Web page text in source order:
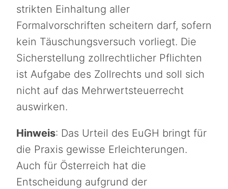
strikten Einhaltung aller
Formalvorschriften scheitern darf, sofern
kein Täuschungsversuch vorliegt. Die
Sicherstellung zollrechtlicher Pflichten
ist Aufgabe des Zollrechts und soll sich
nicht auf das Mehrwertsteuerrecht
auswirken.
Hinweis: Das Urteil des EuGH bringt für
die Praxis gewisse Erleichterungen.
Auch für Österreich hat die
Entscheidung aufgrund der